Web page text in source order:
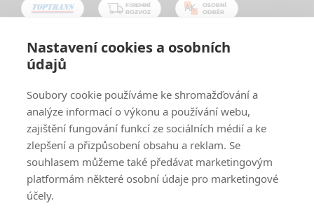
Nastavení cookies a osobních
údajů
Soubory cookie používáme ke shromažďování a
analýze informací o výkonu a používání webu,
zajištění fungování funkcí ze sociálních médií a ke
zlepšení a přizpůsobení obsahu a reklam. Se
souhlasem můžeme také předávat marketingovým
platformám některé osobní údaje pro marketingové
účely.